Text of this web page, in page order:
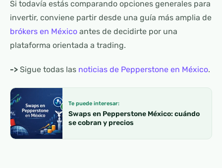
Si todavía estás comparando opciones generales para
invertir, conviene partir desde una guía más amplia de
brókers en México antes de decidirte por una
plataforma orientada a trading.
-> Sigue todas las noticias de Pepperstone en México.
Te puede interesar:
Swaps en Pepperstone México: cuándo
se cobran y precios